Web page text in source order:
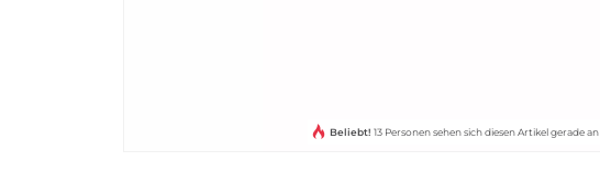
Beliebt! 13 Personen sehen sich diesen Artikel gerade an